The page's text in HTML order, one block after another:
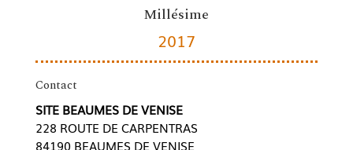
Millésime
2017
Contact
SITE BEAUMES DE VENISE
228 ROUTE DE CARPENTRAS
84190 BEAUMES DE VENISE